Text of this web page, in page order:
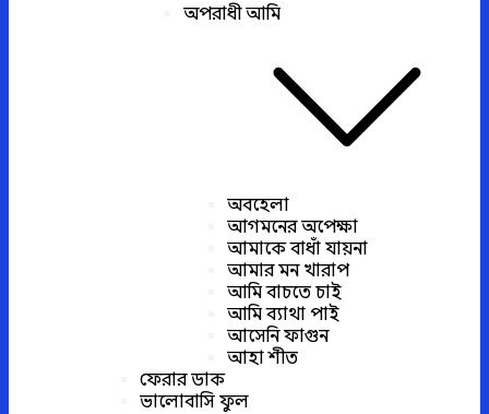
অপরাধী আমি
অবহেলা
আগমনের অপেক্ষা
আমাকে বাধাঁ যায়না
আমার মন খারাপ
আমি বাচতে চাই
আমি ব্যাথা পাই
আসেনি ফাগুন
আহা শীত
ফেরার ডাক
ভালোবাসি ফুল